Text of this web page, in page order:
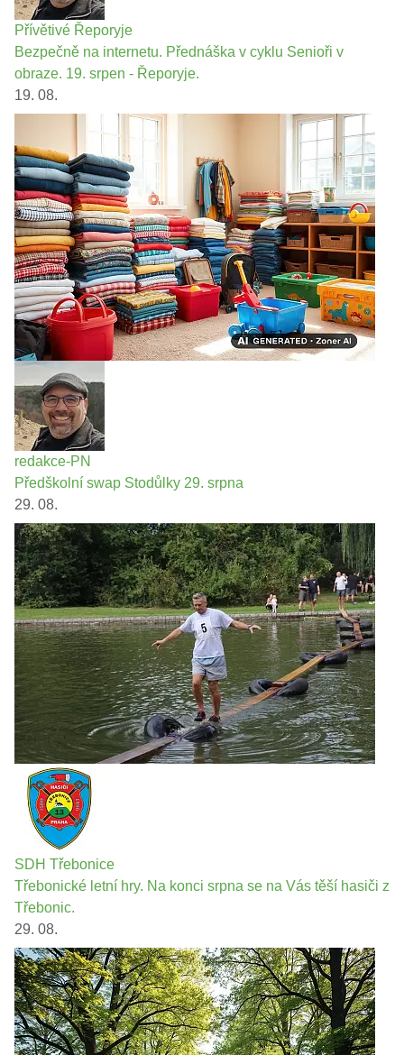
Přívětivé Řeporyje
Bezpečně na internetu. Přednáška v cyklu Senioři v
obraze. 19. srpen - Řeporyje.
19. 08.
redakce-PN
Předškolní swap Stodůlky 29. srpna
29. 08.
SDH Třebonice
Třebonické letní hry. Na konci srpna se na Vás těší hasiči z
Třebonic.
29. 08.